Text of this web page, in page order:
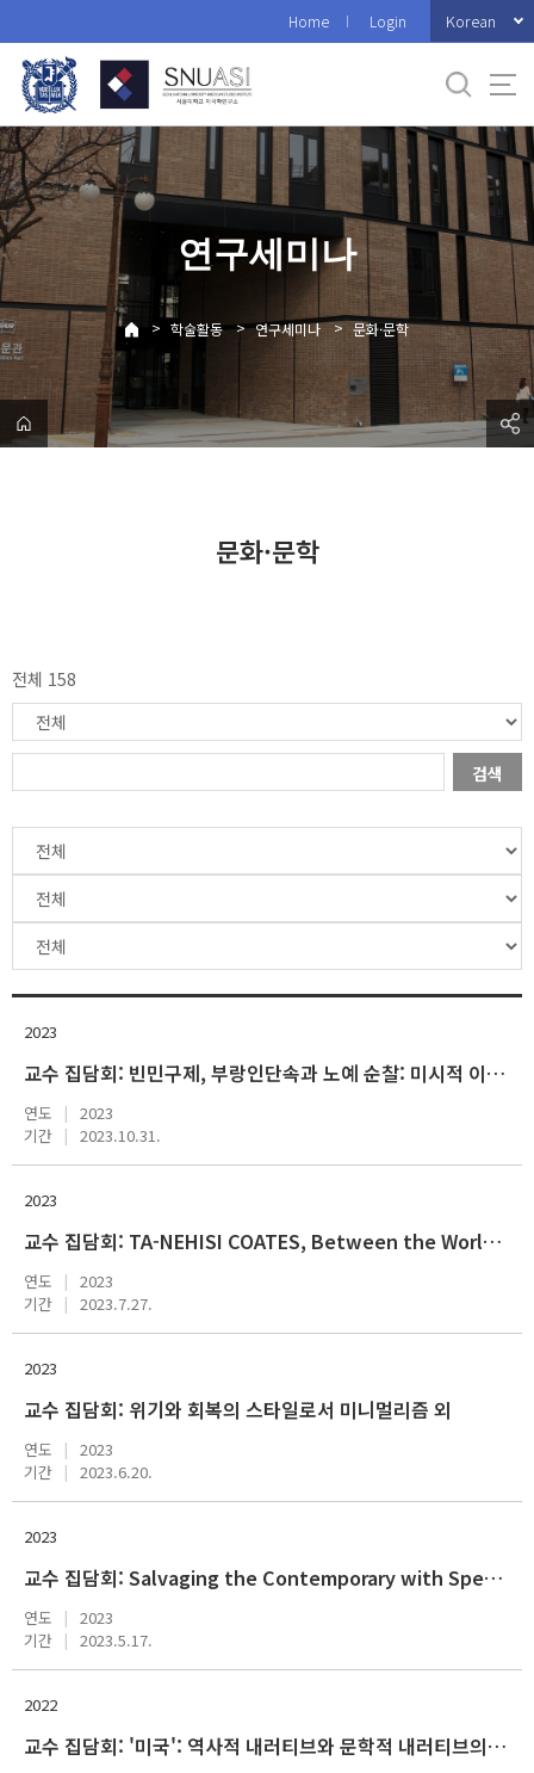
로
메
뉴
Home Login Korean
연구세미나
> 학술활동 > 연구세미나 > 문화·문학
문화·문학
전체 158
검색
2023
교수 집담회: 빈민구제, 부랑인단속과 노예 순찰: 미시적 이주 제한과 19세기 중엽까지 미국사회 의 인종질서
연도
2023
기간
2023.10.31.
2023
교수 집담회: TA-NEHISI COATES, Between the World amd Me 외
연도
2023
기간
2023.7.27.
2023
교수 집담회: 위기와 회복의 스타일로서 미니멀리즘 외
연도
2023
기간
2023.6.20.
2023
교수 집담회: Salvaging the Contemporary with Speculative Science Fiction 외
연도
2023
기간
2023.5.17.
2022
교수 집담회: '미국': 역사적 내러티브와 문학적 내러티브의 만남 : 노예제의 기억 외